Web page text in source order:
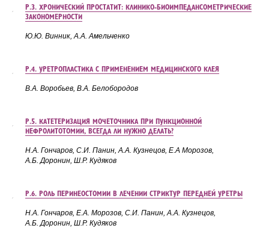
Р.3. ХРОНИЧЕСКИЙ ПРОСТАТИТ: КЛИНИКО-БИОИМПЕДАНСОМЕТРИЧЕСКИЕ
ЗАКОНОМЕРНОСТИ
Ю.Ю. Винник, А.А. Амельченко
Р.4. УРЕТРОПЛАСТИКА С ПРИМЕНЕНИЕМ МЕДИЦИНСКОГО КЛЕЯ
В.А. Воробьев, В.А. Белобородов
Р.5. КАТЕТЕРИЗАЦИЯ МОЧЕТОЧНИКА ПРИ ПУНКЦИОННОЙ
НЕФРОЛИТОТОМИИ, ВСЕГДА ЛИ НУЖНО ДЕЛАТЬ?
Н.А. Гончаров, С.И. Панин, А.А. Кузнецов, Е.А Морозов,
А.Б. Доронин, Ш.Р. Кудяков
Р.6. РОЛЬ ПЕРИНЕОСТОМИИ В ЛЕЧЕНИИ СТРИКТУР ПЕРЕДНЕЙ УРЕТРЫ
Н.А. Гончаров, Е.А. Морозов, С.И. Панин, А.А. Кузнецов,
А.Б. Доронин, Ш.Р. Кудяков